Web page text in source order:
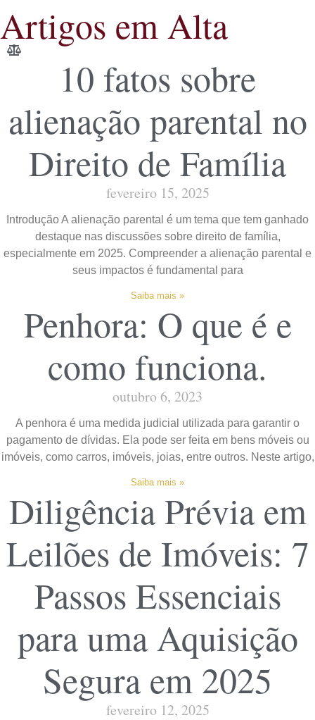
Artigos em Alta
10 fatos sobre
alienação parental no
Direito de Família
fevereiro 15, 2025
Introdução A alienação parental é um tema que tem ganhado
destaque nas discussões sobre direito de família,
especialmente em 2025. Compreender a alienação parental e
seus impactos é fundamental para
Saiba mais »
Penhora: O que é e
como funciona.
outubro 6, 2023
A penhora é uma medida judicial utilizada para garantir o
pagamento de dívidas. Ela pode ser feita em bens móveis ou
imóveis, como carros, imóveis, joias, entre outros. Neste artigo,
Saiba mais »
Diligência Prévia em
Leilões de Imóveis: 7
Passos Essenciais
para uma Aquisição
Segura em 2025
fevereiro 12, 2025